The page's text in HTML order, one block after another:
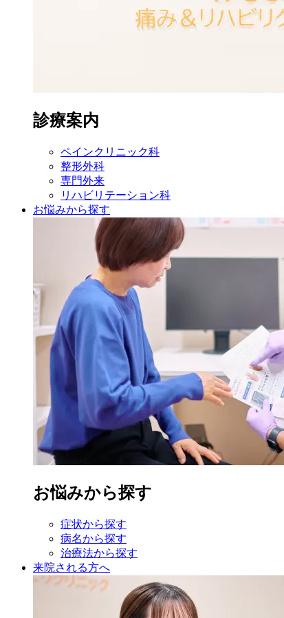
診療案内
ペインクリニック科
整形外科
専門外来
リハビリ テーション科
お悩みから探す
お悩みから探す
症状から探す
病名から探す
治療法から探す
来院される方へ